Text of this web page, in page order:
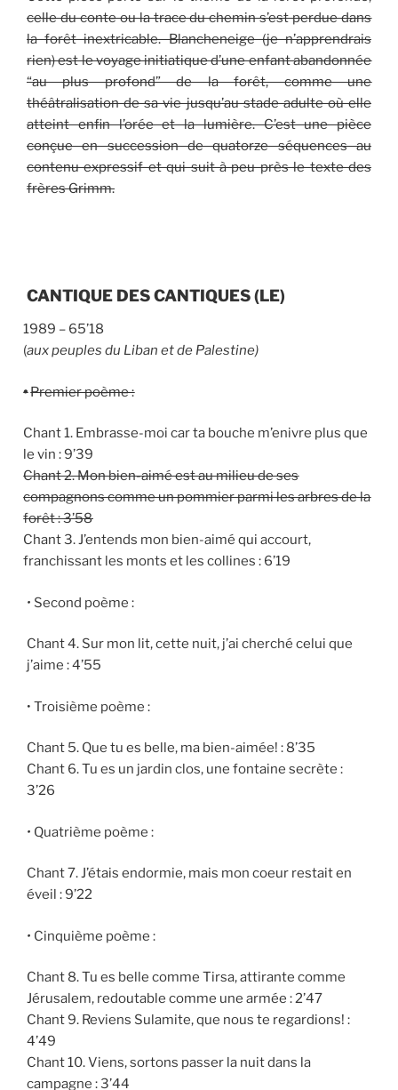
celle du conte ou la trace du chemin s’est perdue dans
la forêt inextricable. Blancheneige (je n’apprendrais
rien) est le voyage initiatique d’une enfant abandonnée
“au plus profond”de la forêt, comme une
théâtralisation de sa vie jusqu’au stade adulte où elle
atteint enfin l’orée et la lumière. C’est une pièce
conçue en succession de quatorze séquences au
contenu expressif et qui suit à peu près le texte des
frères Grimm.
CANTIQUE DES CANTIQUES(LE)
1989 – 65’18
(aux peuples du Liban et de Palestine)
•Premier poème :
Chant 1. Embrasse-moi car ta bouche m’enivre plus que
le vin : 9’39
Chant 2. Mon bien-aimé est au milieu de ses
compagnons comme un pommier parmi les arbres de la
forêt: 3’58
Chant 3. J’entends mon bien-aimé qui accourt,
franchissant les monts et les collines : 6’19
• Second poème :
Chant 4. Sur mon lit, cette nuit, j’ai cherché celui que
j’aime : 4’55
• Troisième poème :
Chant 5. Que tu es belle, ma bien-aimée! : 8’35
Chant 6. Tu es un jardin clos, une fontaine secrète :
3’26
• Quatrième poème :
Chant 7. J’étais endormie, mais mon coeur restait en
éveil : 9’22
• Cinquième poème :
Chant 8. Tu es belle comme Tirsa, attirante comme
Jérusalem, redoutable comme une armée : 2’47
Chant 9. Reviens Sulamite, que nous te regardions! :
4’49
Chant 10. Viens, sortons passer la nuit dans la
campagne : 3’44